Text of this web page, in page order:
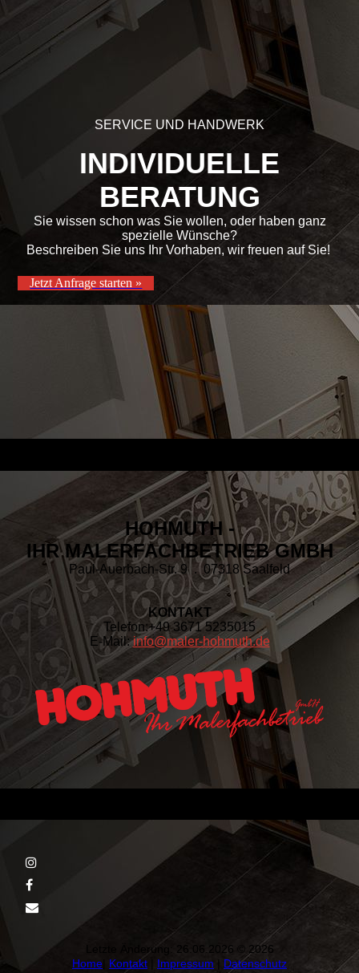
SERVICE UND HANDWERK
INDIVIDUELLE
BERATUNG
Sie wissen schon was Sie wollen, oder haben ganz
spezielle Wünsche?
Beschreiben Sie uns Ihr Vorhaben, wir freuen auf Sie!
Jetzt Anfrage starten »
HOHMUTH -
IHR MALERFACHBETRIEB GMBH
Paul-Auerbach-Str. 9 . 07318 Saalfeld
KONTAKT
Telefon:+49 3671 5235015
E-Mail:info@maler-hohmuth.de
Letzte Änderung: 26.06.2026 © 2026
Home Kontakt Impressum Datenschutz